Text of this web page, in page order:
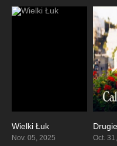
Wielki Łuk
Nov. 05, 2025 Oct.